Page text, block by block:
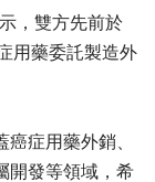
，雙方先前於
用藥委託製造外
症用藥外銷、
開發等領域，希